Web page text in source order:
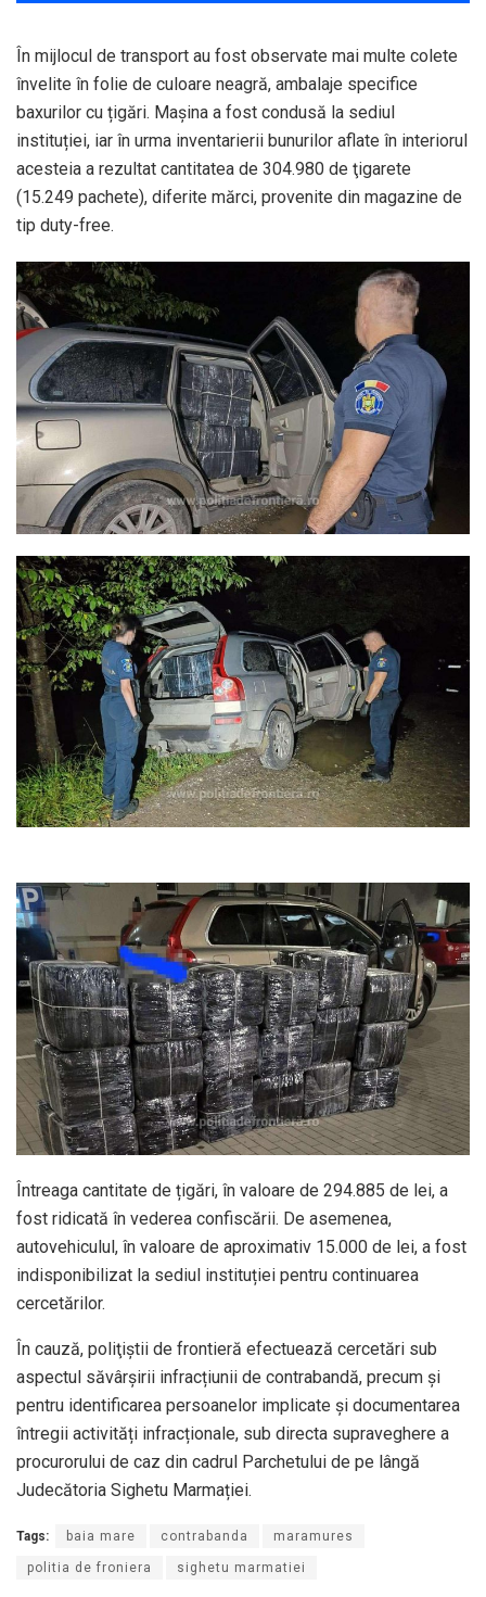
În mijlocul de transport au fost observate mai multe colete
învelite în folie de culoare neagră, ambalaje specifice
baxurilor cu țigări. Maşina a fost condusă la sediul
instituției, iar în urma inventarierii bunurilor aflate în interiorul
acesteia a rezultat cantitatea de 304.980 de ţigarete
(15.249 pachete), diferite mărci, provenite din magazine de
tip duty-free.
Întreaga cantitate de țigări, în valoare de 294.885 de lei, a
fost ridicată în vederea confiscării. De asemenea,
autovehiculul, în valoare de aproximativ 15.000 de lei, a fost
indisponibilizat la sediul instituției pentru continuarea
cercetărilor.
În cauză, poliţiştii de frontieră efectuează cercetări sub
aspectul săvârșirii infracțiunii de contrabandă, precum și
pentru identificarea persoanelor implicate și documentarea
întregii activități infracționale, sub directa supraveghere a
procurorului de caz din cadrul Parchetului de pe lângă
Judecătoria Sighetu Marmației.
Tags: baia mare contrabanda maramures
politia de froniera sighetu marmatiei